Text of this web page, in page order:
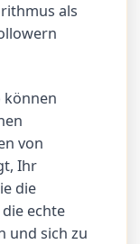
als
können
von
Ihr
die
echte
und sich zu